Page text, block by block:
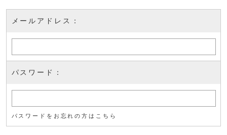
メールアドレス：
パスワード：
パスワードをお忘れの方はこちら